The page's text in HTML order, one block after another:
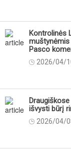
Kontrolinės
muštynėmis
Pasco
2026/04/
išvysti būrį
2026/04/